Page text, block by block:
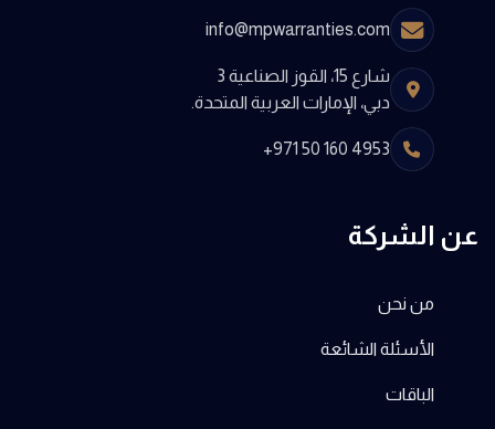
info@mpwarranties.com
شارع 15، القوز الصناعية 3
دبي، الإمارات العربية المتحدة.
+971 50 160 4953
عن الشركة
من نحن
الأسئلة الشائعة
الباقات